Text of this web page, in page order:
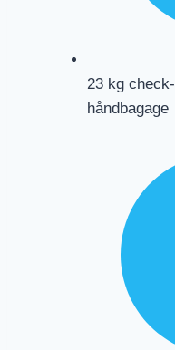
23 kg
håndbagage